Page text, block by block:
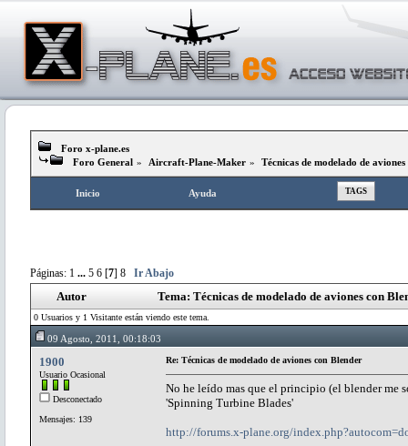
Foro x-plane.es
Foro General » Aircraft-Plane-Maker » Técnicas de modelado de
Inicio Ayuda TAGS
Páginas: 1 ... 5 6 [7] 8 Ir Abajo
Autor Tema: Técnicas de modelado de aviones con
0 Usuarios y 1 Visitante están viendo este tema.
09 Agosto, 2011, 00:18:03
1900
Usuario Ocasional
Desconectado
Mensajes: 139
Re: Técnicas de modelado de aviones con Blender
No he leído mas que el principio (el blender me
'Spinning Turbine Blades'
http://forums.x-plane.org/